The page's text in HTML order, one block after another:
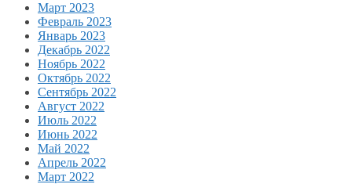
Март 2023
Февраль 2023
Январь 2023
Декабрь 2022
Ноябрь 2022
Октябрь 2022
Сентябрь 2022
Август 2022
Июль 2022
Июнь 2022
Май 2022
Апрель 2022
Март 2022